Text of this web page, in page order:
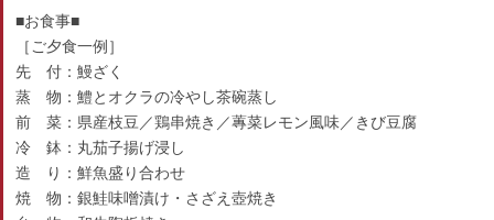
■お食事■
［ご夕食一例］
先 付：鰻ざく
蒸 物：鱧とオクラの冷やし茶碗蒸し
前 菜：県産枝豆／鶏串焼き／蓴菜レモン風味／きび豆腐
冷 鉢：丸茄子揚げ浸し
造 り：鮮魚盛り合わせ
焼 物：銀鮭味噌漬け・さざえ壺焼き